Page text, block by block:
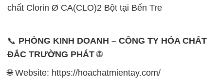
chất Clorin Ø CA(CLO)2 Bột tại Bến Tre
📞 PHÒNG KINH DOANH – CÔNG TY HÓA CHẤT
ĐẮC TRƯỜNG PHÁT🌐
🌐 Website: https://hoachatmientay.com/